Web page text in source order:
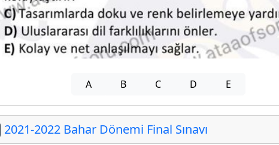
A B C D E
2021-2022 Bahar Dönemi Final Sınavı